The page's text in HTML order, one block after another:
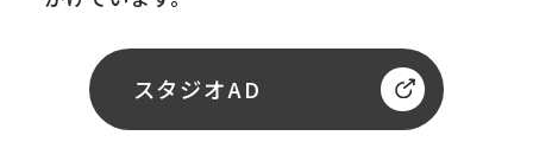
スタジオAD